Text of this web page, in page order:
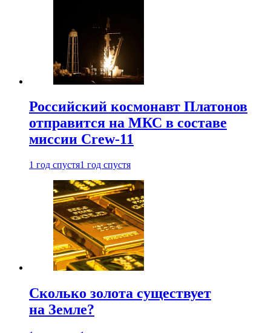
Российский космонавт Платонов
отправится на МКС в составе
миссии Crew-11
1 год спустя1 год спустя
Сколько золота существует
на Земле?